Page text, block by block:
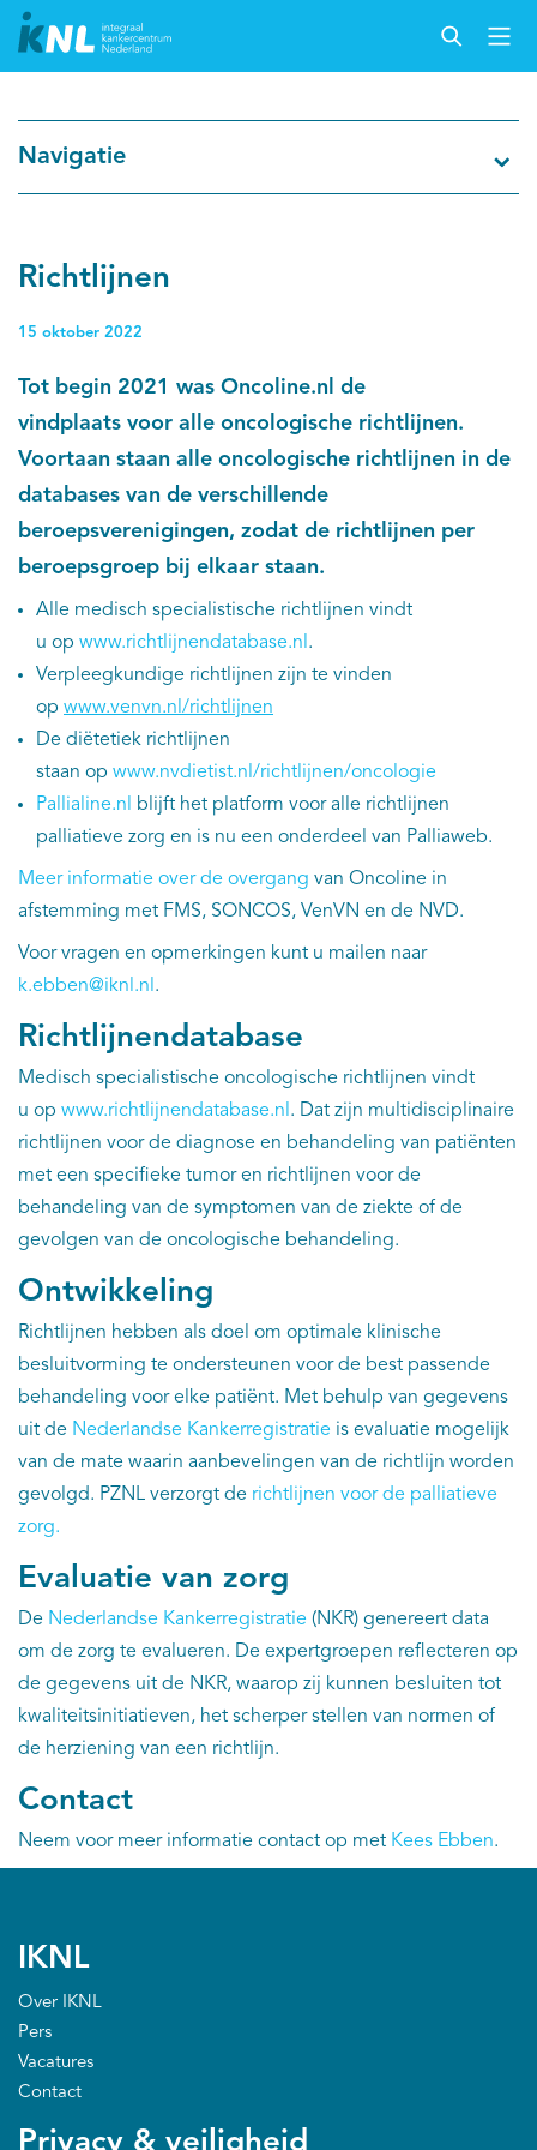
Cijfers over kanker
Thema's
Over IKNL
Kanker & leven
Palliatieve zorg
IKNL and the NCR
Dure geneesmiddelen
Itemsets
Nieuws
Projecten
Trials
Webshop
EN
Navigatie
Richtlijnen
15 oktober 2022
Tot begin 2021 was Oncoline.nl de
vindplaats voor alle oncologische richtlijnen.
Voortaan staan alle oncologische richtlijnen in de
databases van de verschillende
beroepsverenigingen, zodat de richtlijnen per
beroepsgroep bij elkaar staan.
Alle medisch specialistische richtlijnen vindt
u op www.richtlijnendatabase.nl .
Verpleegkundige richtlijnen zijn te vinden
op www.venvn.nl/richtlijnen
De diëtetiek richtlijnen
staan op www.nvdietist.nl/richtlijnen/oncologie
Pallialine.nl
blijft het platform voor alle richtlijnen
palliatieve zorg en is nu een onderdeel van Palliaweb.
Meer informatie over de overgang van Oncoline in
afstemming met FMS, SONCOS, VenVN en de NVD.
Voor vragen en opmerkingen kunt u mailen naar
k.ebben@iknl.nl .
Richtlijnendatabase
Medisch specialistische oncologische richtlijnen vindt
u op www.richtlijnendatabase.nl . Dat zijn multidisciplinaire
richtlijnen voor de diagnose en behandeling van patiënten
met een specifieke tumor en richtlijnen voor de
behandeling van de symptomen van de ziekte of de
gevolgen van de oncologische behandeling.
Ontwikkeling
Richtlijnen hebben als doel om optimale klinische
besluitvorming te ondersteunen voor de best passende
behandeling voor elke patiënt. Met behulp van gegevens
uit de Nederlandse Kankerregistratie is evaluatie mogelijk
van de mate waarin aanbevelingen van de richtlijn worden
gevolgd. PZNL verzorgt de richtlijnen voor de palliatieve
zorg.
Evaluatie van zorg
De Nederlandse Kankerregistratie (NKR) genereert data
om de zorg te evalueren. De expertgroepen reflecteren op
de gegevens uit de NKR, waarop zij kunnen besluiten tot
kwaliteitsinitiatieven, het scherper stellen van normen of
de herziening van een richtlijn.
Contact
Neem voor meer informatie contact op met Kees Ebben.
IKNL
Over IKNL
Pers
Vacatures
Contact
Privacy & veiligheid